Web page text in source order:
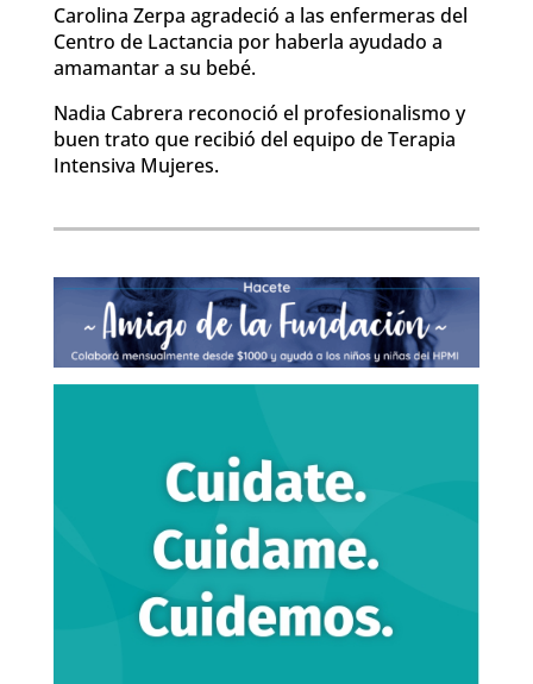
Carolina Zerpa agradeció a las enfermeras del
Centro de Lactancia por haberla ayudado a
amamantar a su bebé.
Nadia Cabrera reconoció el profesionalismo y
buen trato que recibió del equipo de Terapia
Intensiva Mujeres.